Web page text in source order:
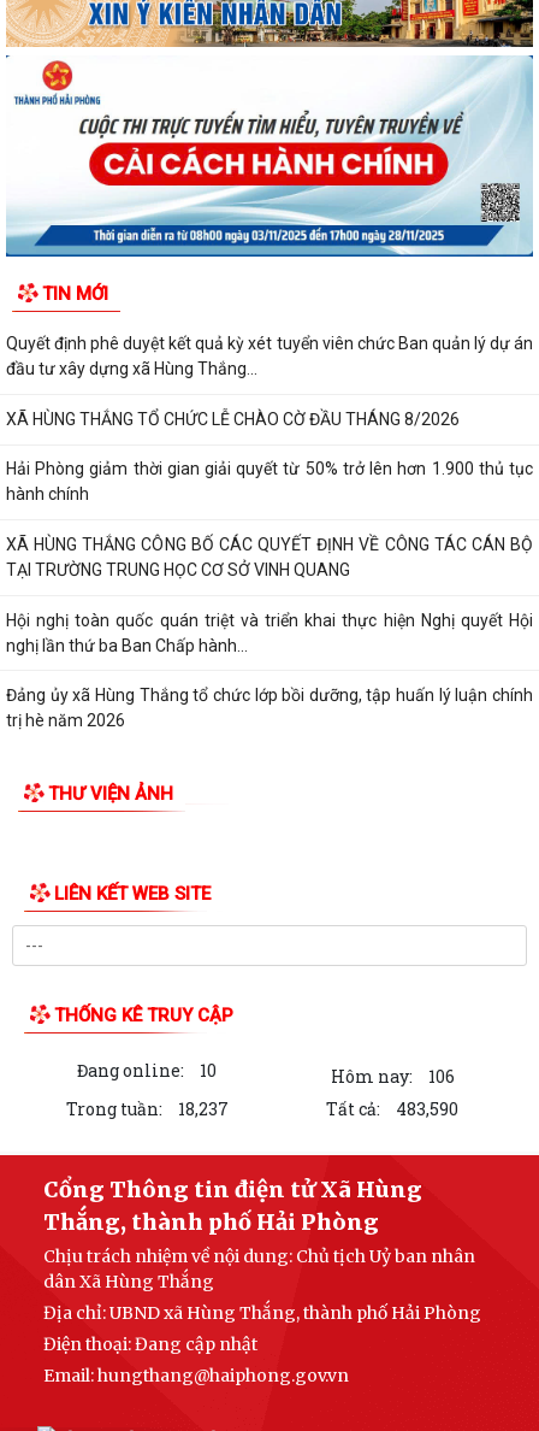
TIN MỚI
Quyết định phê duyệt kết quả kỳ xét tuyển viên chức Ban quản lý dự án
đầu tư xây dựng xã Hùng Thắng...
XÃ HÙNG THẮNG TỔ CHỨC LỄ CHÀO CỜ ĐẦU THÁNG 8/2026
Hải Phòng giảm thời gian giải quyết từ 50% trở lên hơn 1.900 thủ tục
hành chính
XÃ HÙNG THẮNG CÔNG BỐ CÁC QUYẾT ĐỊNH VỀ CÔNG TÁC CÁN BỘ
TẠI TRƯỜNG TRUNG HỌC CƠ SỞ VINH QUANG
Hội nghị toàn quốc quán triệt và triển khai thực hiện Nghị quyết Hội
nghị lần thứ ba Ban Chấp hành...
Đảng ủy xã Hùng Thắng tổ chức lớp bồi dưỡng, tập huấn lý luận chính
trị hè năm 2026
THƯ VIỆN ẢNH
LIÊN KẾT WEB SITE
THỐNG KÊ TRUY CẬP